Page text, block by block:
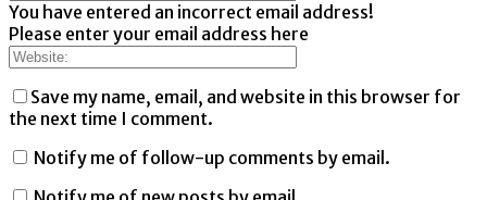
You have entered an incorrect email address!
Please enter your email address here
Save my name, email, and website in this browser for
the next time I comment.
Notify me of follow-up comments by email.